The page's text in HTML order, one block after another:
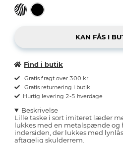
Find i butik
Gratis fragt over 300 kr
Gratis returnering i butik
Hurtig levering 2-5 hverdage
Beskrivelse
Lille taske i sort imiteret læder
lukkes med en metalspænde og
indersiden, der lukkes med
aftagelig skulderrem.